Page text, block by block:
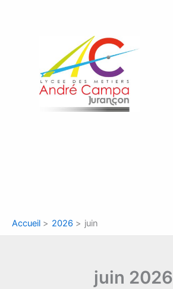
Accueil 2026 juin
juin 2026